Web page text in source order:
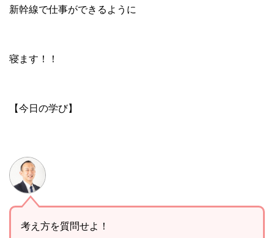
新幹線で仕事ができるように
寝ます！！
【今日の学び】
考え方を質問せよ！